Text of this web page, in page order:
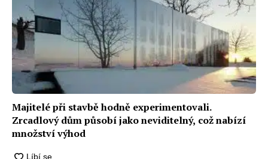
Majitelé při stavbě hodně experimentovali.
Zrcadlový dům působí jako neviditelný, což nabízí
množství výhod